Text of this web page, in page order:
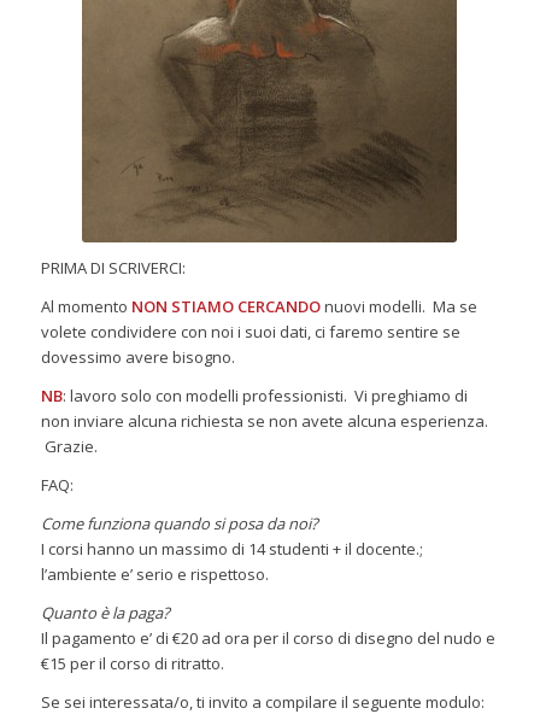
PRIMA DI SCRIVERCI:
Al momento NON STIAMO CERCANDOnuovi modelli. Ma se
volete condividere con noi i suoi dati, ci faremo sentire se
dovessimo avere bisogno.
NB: lavoro solo con modelli professionisti. Vi preghiamo di
non inviare alcuna richiesta se non avete alcuna esperienza.
Grazie.
FAQ:
Come funziona quando si posa da noi?
I corsi hanno un massimo di 14 studenti + il docente.;
l’ambiente e’ serio e rispettoso.
Quanto è la paga?
Il pagamento e’ di €20 ad ora per il corso di disegno del nudo e
€15 per il corso di ritratto.
Se sei interessata/o, ti invito a compilare il seguente modulo: